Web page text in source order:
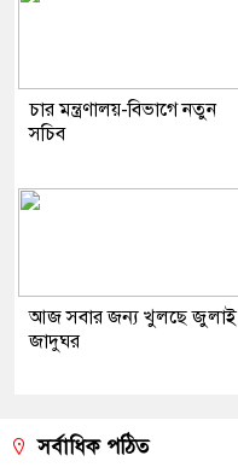
চার মন্ত্রণালয়-বিভাগে নতুন
সচিব
আজ সবার জন্য খুলছে জুলাই
জাদুঘর
সর্বাধিক পঠিত